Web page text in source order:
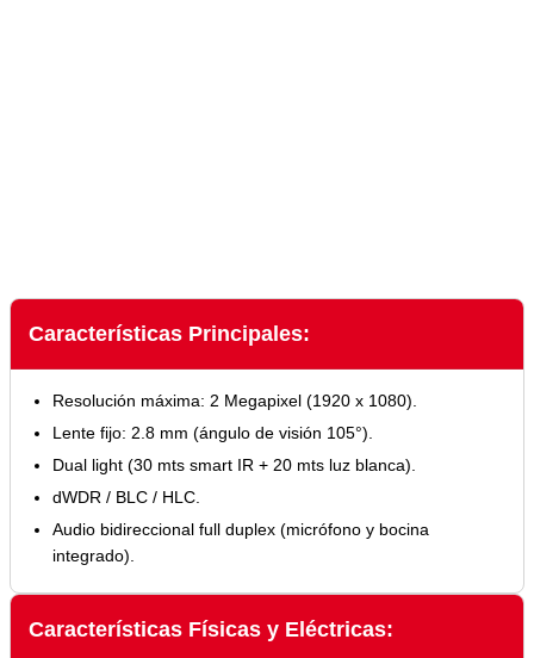
Características Principales:
Resolución máxima: 2 Megapixel (1920 x 1080).
Lente fijo: 2.8 mm (ángulo de visión 105°).
Dual light (30 mts smart IR + 20 mts luz blanca).
dWDR / BLC / HLC.
Audio bidireccional full duplex (micrófono y bocina
integrado).
Características Físicas y Eléctricas: